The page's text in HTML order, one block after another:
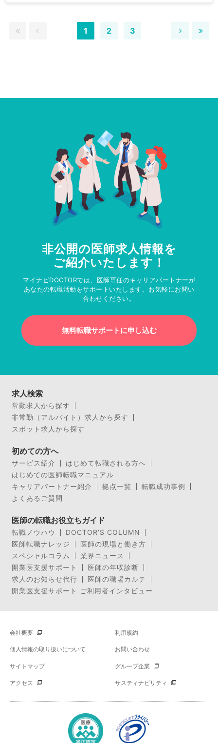
1 2 3
非公開の医師求人情報を
ご紹介いたします！
マイナビDOCTORでは、医師専任のキャリアパートナーが
あなたの転職活動をサポートいたします。お気軽にお問い
合わせください。
無料転職サポートに申し込む
求人検索
常勤求人から探す
非常勤（アルバイト）求人から探す
スポット求人から探す
初めての方へ
サービス紹介
はじめて転職される方へ
はじめての医師転職マニュアル
キャリアパートナー紹介
拠点一覧
転職成功事例
よくあるご質問
医師の転職お役立ちガイド
転職ノウハウ
DOCTOR’S COLUMN
医師転職ナレッジ
医師の現場と働き方
スペシャルコラム
業界ニュース
開業医支援サポート
医師の年収診断
求人のお知らせ代行
医師の職場カルテ
開業医支援サポート ご利用者インタビュー
会社概要 利用規約
個人情報の取り扱いについて お問い合わせ
サイトマップ グループ企業
アクセス サスティナビリティ